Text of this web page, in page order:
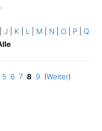
J K L M N O P
Q
5 6 7 8 9 (Weiter)